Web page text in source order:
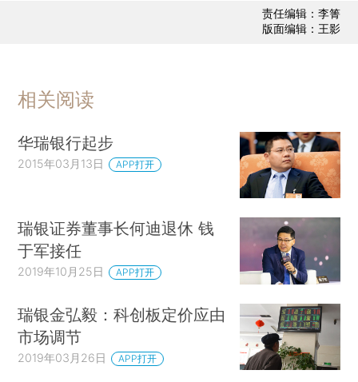
责任编辑：李箐
版面编辑：王影
相关阅读
华瑞银行起步
2015年03月13日 APP打开
瑞银证券董事长何迪退休 钱
于军接任
2019年10月25日 APP打开
瑞银金弘毅：科创板定价应由
市场调节
2019年03月26日 APP打开